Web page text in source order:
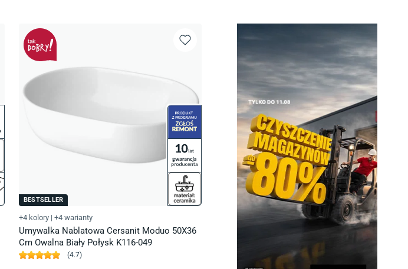
BESTSELLER
+4 kolory | +4 warianty
Umywalka Nablatowa Cersanit Moduo 50X36
Cm Owalna Biały Połysk K116-049
(4.7)